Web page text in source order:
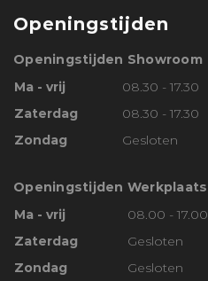
Openingstijden
Openingstijden Showroom
Ma - vrij
08.30 - 17.30
Zaterdag
08.30 - 17.30
Zondag
Gesloten
Openingstijden Werkplaats
Ma - vrij
08.00 - 17.00
Zaterdag
Gesloten
Zondag
Gesloten